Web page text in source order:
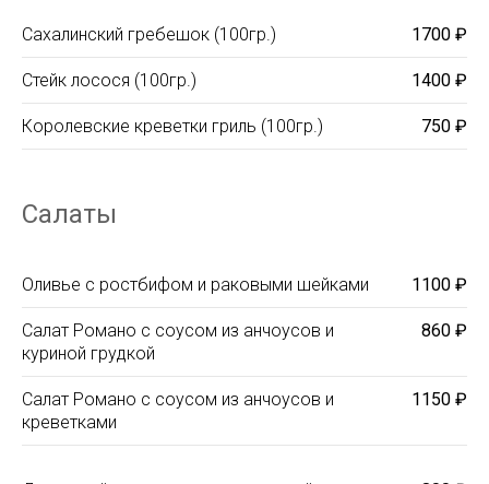
Сахалинский гребешок (100гр.) 1700 ₽
Стейк лосося (100гр.) 1400 ₽
Королевские креветки гриль (100гр.) 750 ₽
Салаты
Оливье с ростбифом и раковыми шейками 1100 ₽
Салат Романо с соусом из анчоусов и
куриной грудкой
860 ₽
Салат Романо с соусом из анчоусов и
креветками
1150 ₽